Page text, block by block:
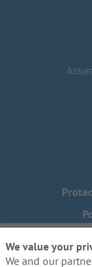
Besoin de
We value your
We and our